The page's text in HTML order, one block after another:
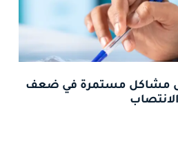
مشاكل مستمرة في ضعف
الانتصاب